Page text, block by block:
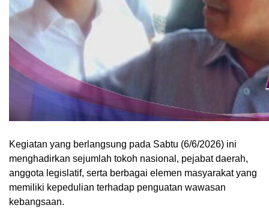
Kegiatan yang berlangsung pada Sabtu (6/6/2026) ini
menghadirkan sejumlah tokoh nasional, pejabat daerah,
anggota legislatif, serta berbagai elemen masyarakat yang
memiliki kepedulian terhadap penguatan wawasan
kebangsaan.